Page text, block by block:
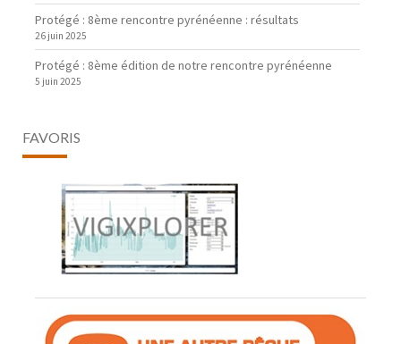
Protégé : 8ème rencontre pyrénéenne : résultats
26 juin 2025
Protégé : 8ème édition de notre rencontre pyrénéenne
5 juin 2025
FAVORIS